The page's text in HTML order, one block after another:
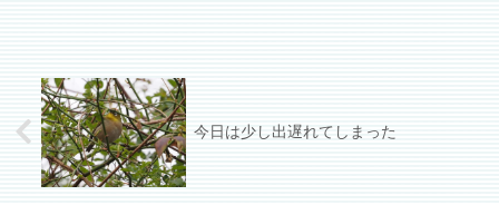
今日は少し出遅れてしまった